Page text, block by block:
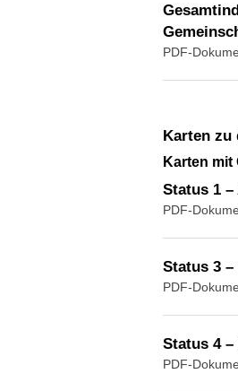
PDF-
Karten
Karten
Status 1
PDF-
Status 3 –
PDF-
Status 4
PDF-